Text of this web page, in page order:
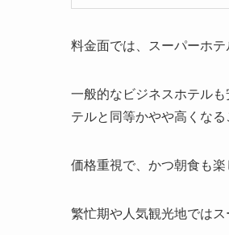
料金面では、スーパーホ
一般的なビジネスホテル
テルと同等かやや高くなる
価格重視で、かつ朝食も
繁忙期や人気観光地では